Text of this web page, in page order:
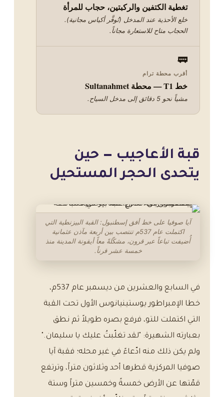
تغطية الكتفين والركبتين، حجاب للمرأة
خلع الأحذية عند المدخل (تُوفَّر أكياس مجانية).
الحجاب متاح للاستعارة مجاناً.
🚃
أقرب محطة ترام
خط T1 — محطة Sultanahmet
مشياً نحو 5 دقائق إلى مدخل السياح.
قبة الأعاجيب — حين
يتحدى الحجر المستحيل
آيا صوفيا على خط أفق إسطنبول: القبة البيزنطية التي
اكتملت عام 537م تنتصب بين أربعة مآذن عثمانية
أُضيفت تباعاً عبر قرون، مشكّلةً معاً أيقونة المدينة منذ
خمسة عشر قرناً.
في السابع والعشرين من ديسمبر عام 537م،
خطا الإمبراطور يوستينيانوس الأول تحت القبة
التي اكتملت للتو، فرفع بصره طويلاً ثم نطق
بعبارته الشهيرة: "لقد تغلّبتُ عليك يا سليمان."
ولم يكن ذلك منه ادّعاءً في غير محله؛ فقبة آيا
صوفيا المركزية قطرها أحد وثلاثون متراً، وترتفع
قمّتها عن الأرض خمسةً وخمسين متراً وستة